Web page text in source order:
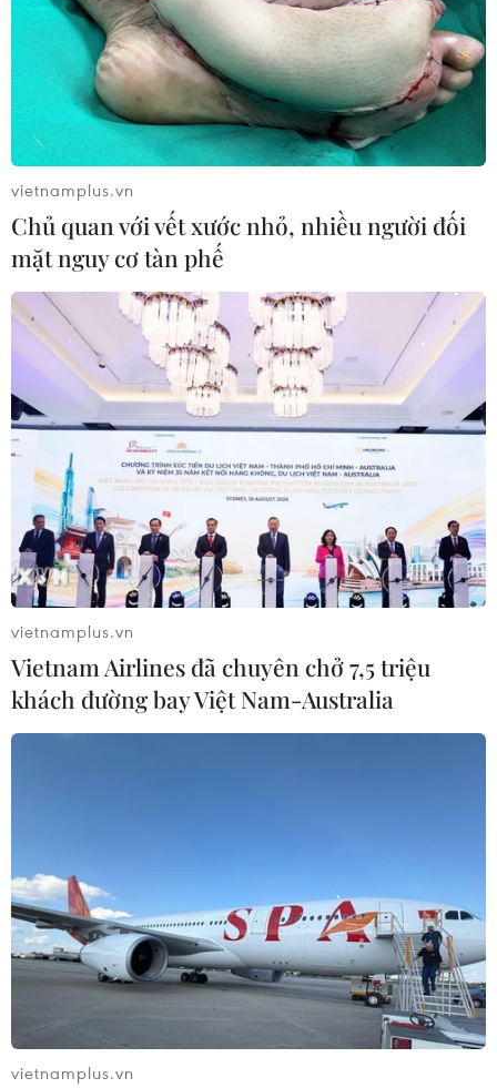
vietnamplus.vn
Chủ quan với vết xước nhỏ, nhiều người đối
mặt nguy cơ tàn phế
vietnamplus.vn
Vietnam Airlines đã chuyên chở 7,5 triệu
khách đường bay Việt Nam-Australia
vietnamplus.vn